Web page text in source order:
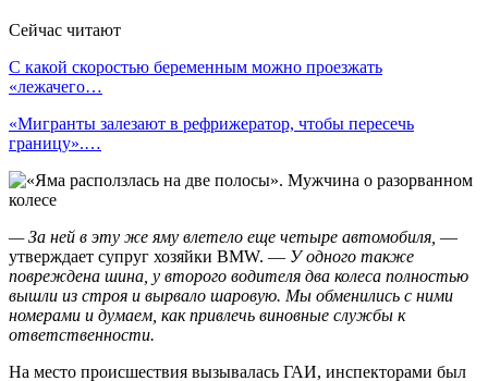
Сейчас читают
С какой скоростью беременным можно проезжать
«лежачего…
«Мигранты залезают в рефрижератор, чтобы пересечь
границу».…
— За ней в эту же яму влетело еще четыре автомобиля, —
утверждает супруг хозяйки BMW. — У одного также
повреждена шина, у второго водителя два колеса полностью
вышли из строя и вырвало шаровую. Мы обменились с ними
номерами и думаем, как привлечь виновные службы к
ответственности.
На место происшествия вызывалась ГАИ, инспекторами был